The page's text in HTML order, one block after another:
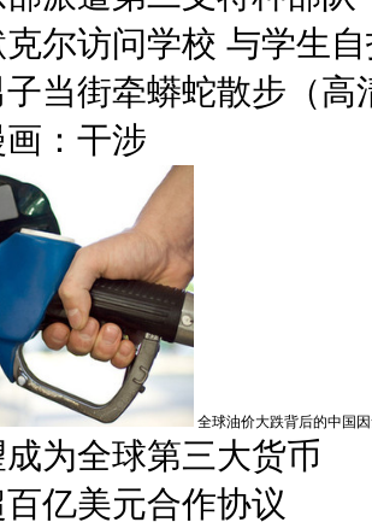
尔访问学校 与学生
当街牵蟒蛇散步（高
：干涉
全球油价大跌背后的中国
为全球第三大货币
亿美元合作协议